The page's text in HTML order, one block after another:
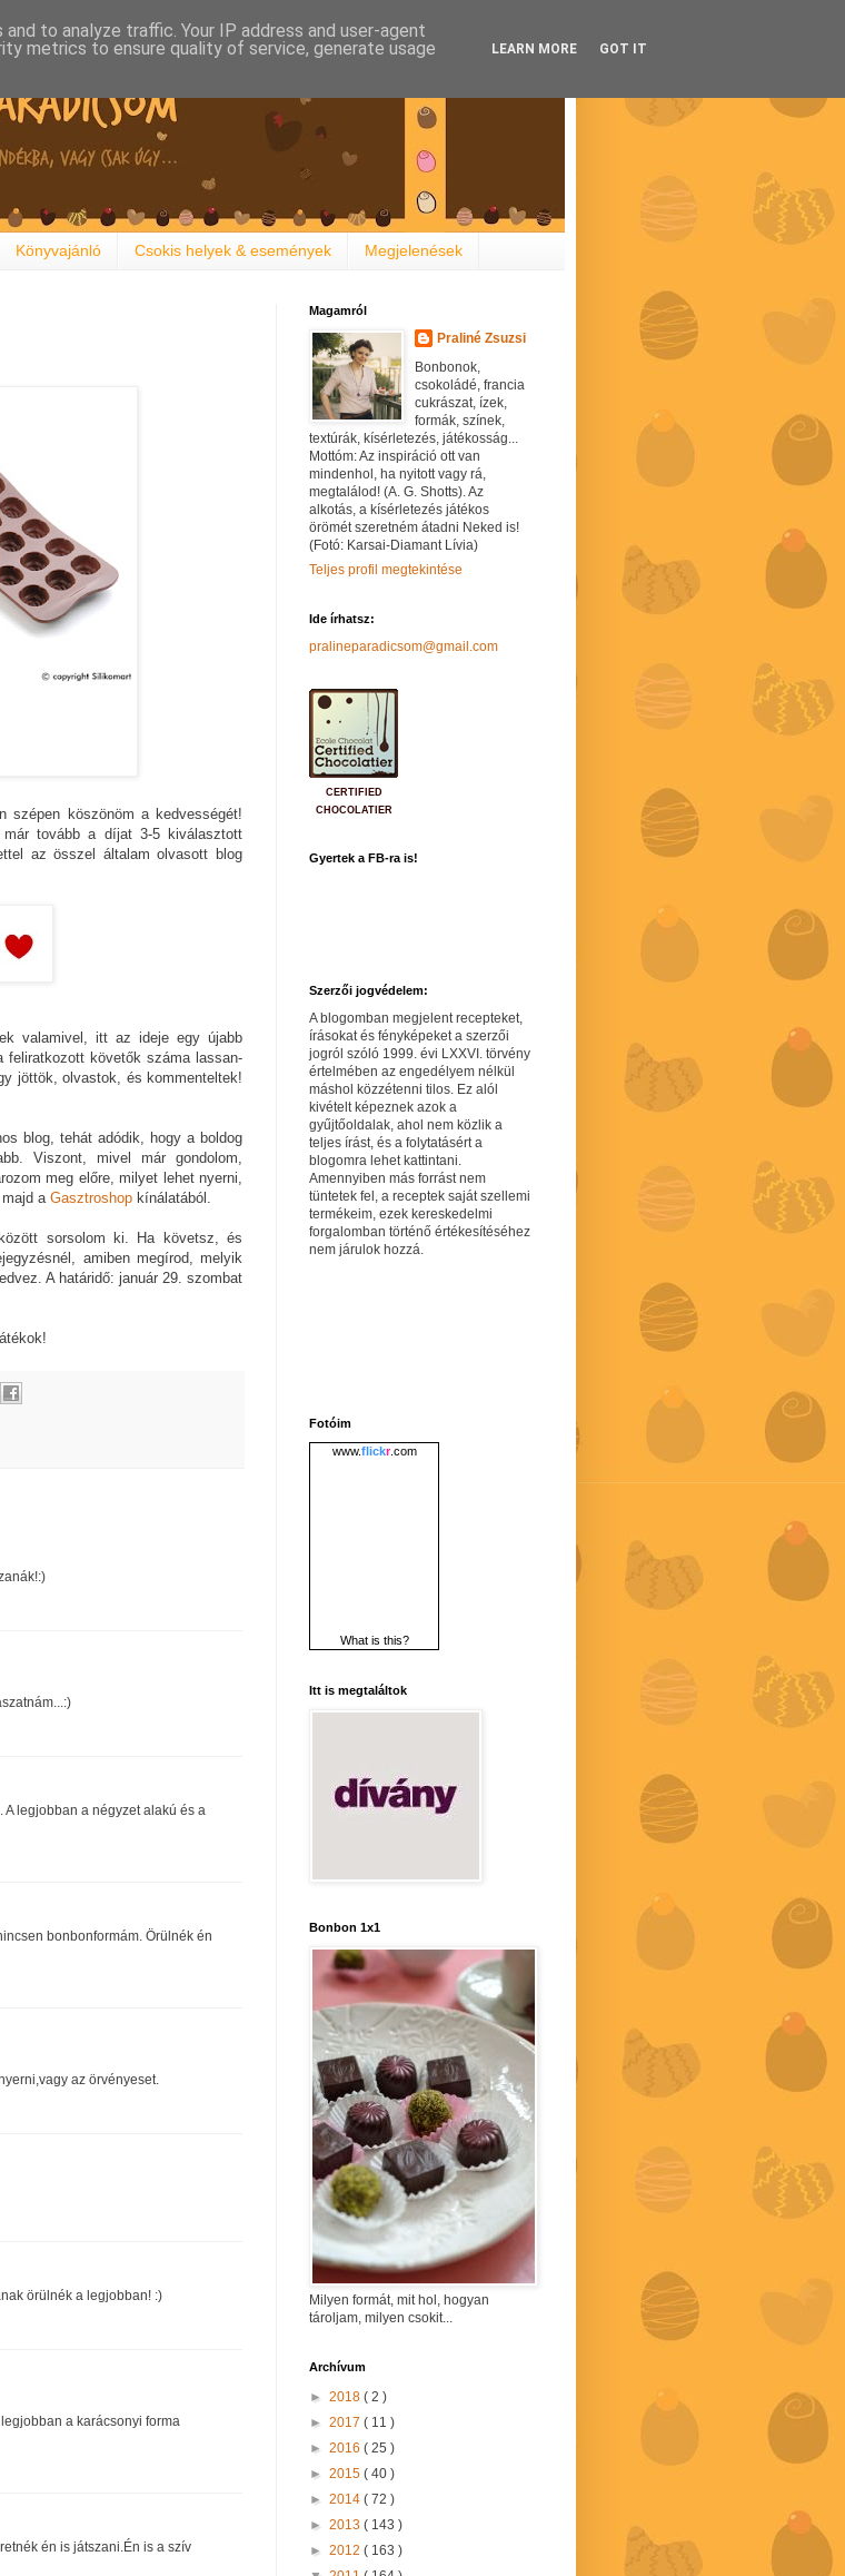
Könyvajánló Csokis helyek & események Megjelenések
szépen köszönöm a kedvességét!
tovább a díjat 3-5 kiválasztott
az összel általam olvasott blog
valamivel, itt az ideje egy újabb
feliratkozott követők száma lassan-
jöttök, olvastok, és kommenteltek!
blog, tehát adódik, hogy a boldog
Viszont, mivel már gondolom,
meg előre, milyet lehet nyerni,
aGasztroshop kínálatából.
sorsolom ki. Ha követsz, és
amiben megírod, melyik
A határidő: január 29. szombat
A legjobban a négyzet alakú és a
bonbonformám. Örülnék én
az örvényeset.
örülnék a legjobban! :)
a karácsonyi forma
én is játszani.Én is a szív
Magamról
Praliné Zsuzsi
Bonbonok,
csokoládé, francia
cukrászat, ízek,
formák, színek,
textúrák, kísérletezés, játékosság...
Mottóm: Az inspiráció ott van
mindenhol, ha nyitott vagy rá,
megtalálod! (A. G. Shotts). Az
alkotás, a kísérletezés játékos
örömét szeretném átadni Neked is!
(Fotó: Karsai-Diamant Lívia)
Teljes profil megtekintése
Ide írhatsz:
pralineparadicsom@gmail.com
CERTIFIED
CHOCOLATIER
Gyertek a FB-ra is!
Szerzői jogvédelem:
A blogomban megjelent recepteket,
írásokat és fényképeket a szerzői
jogról szóló 1999. évi LXXVI. törvény
értelmében az engedélyem nélkül
máshol közzétenni tilos. Ez alól
kivételt képeznek azok a
gyűjtőoldalak, ahol nem közlik a
teljes írást, és a folytatásért a
blogomra lehet kattintani.
Amennyiben más forrást nem
tüntetek fel, a receptek saját szellemi
termékeim, ezek kereskedelmi
forgalomban történő értékesítéséhez
nem járulok hozzá.
Fotóim
www.flickr.com
What is this?
Itt is megtaláltok
Bonbon 1x1
Milyen formát, mit hol, hogyan
tároljam, milyen csokit...
Archívum
► 2018 ( 2 )
► 2017 ( 11 )
► 2016 ( 25 )
► 2015 ( 40 )
► 2014 ( 72 )
► 2013 ( 143 )
► 2012 ( 163 )
to analyze traffic. Your IP address and user-agent
metrics to ensure quality of service, generate usage
LEARN MORE GOT IT